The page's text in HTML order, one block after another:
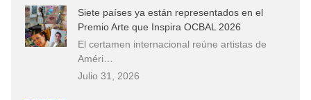
Siete países ya están representados en el
Premio Arte que Inspira OCBAL 2026
El certamen internacional reúne artistas de
Améri…
Julio 31, 2026